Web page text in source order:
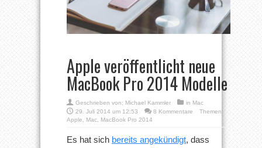
Apple veröffentlicht neue
MacBook Pro 2014 Modelle
Geschrieben von: Michael Kammler in Mac
29. Juli 2014 um 12:53
8 Kommentare
Themen:
Apple
Mac MacBook Pro 2014
Es hat sich bereits angekündigt, dass